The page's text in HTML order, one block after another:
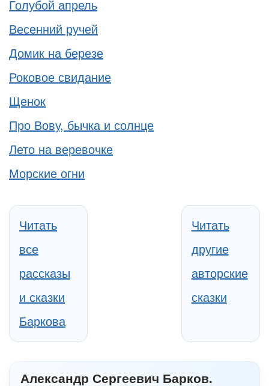
Голубой апрель
Весенний ручей
Домик на березе
Роковое свидание
Щенок
Про Вову, бычка и солнце
Лето на веревочке
Морские огни
Читать
все
рассказы
и сказки
Баркова
Читать
другие
авторские
сказки
Александр Сергеевич Барков.